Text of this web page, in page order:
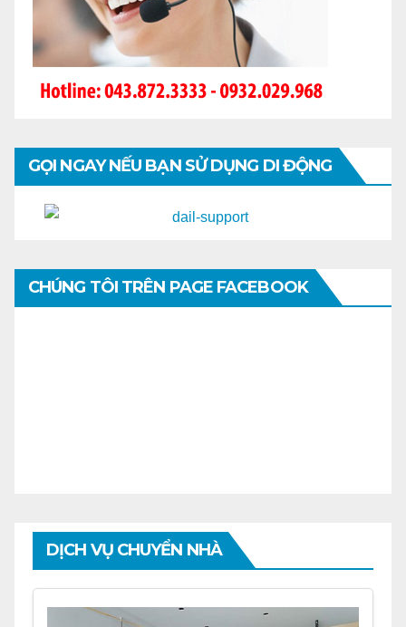
GỌI NGAY NẾU BẠN SỬ DỤNG DI ĐỘNG
CHÚNG TÔI TRÊN PAGE FACEBOOK
DỊCH VỤ CHUYỂN NHÀ